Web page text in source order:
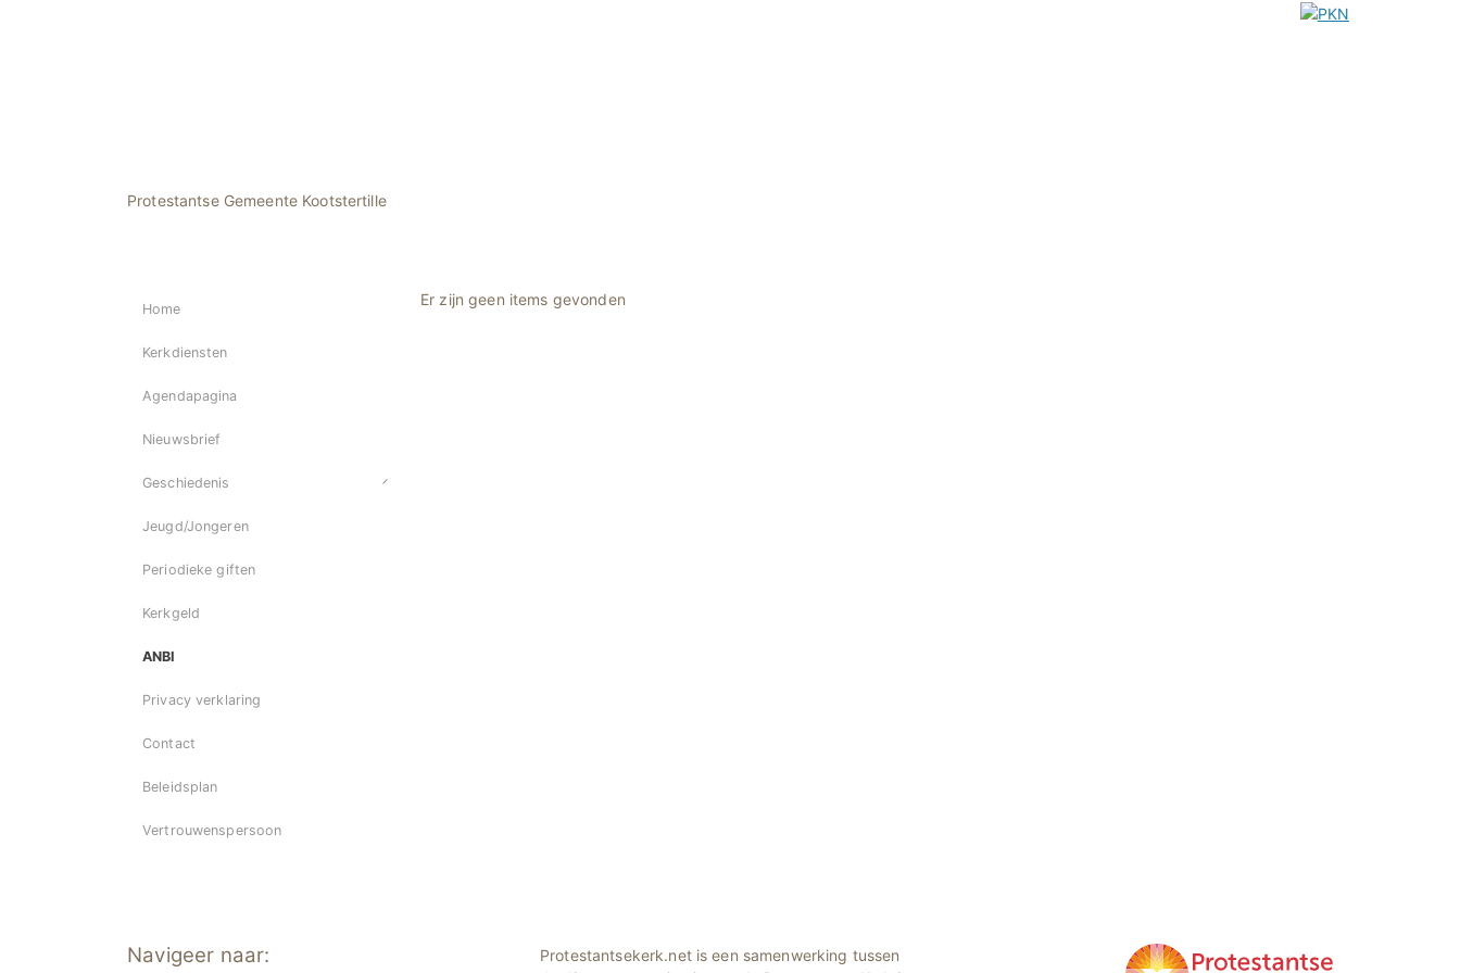
Protestantse Gemeente Kootstertille
Home
Kerkdiensten
Agendapagina
Nieuwsbrief
Geschiedenis
Jeugd/Jongeren
Periodieke giften
Kerkgeld
ANBI
Privacy verklaring
Contact
Beleidsplan
Vertrouwenspersoon
Er zijn geen items gevonden
Navigeer naar:
Protestantsekerk.net is een samenwerking tussen